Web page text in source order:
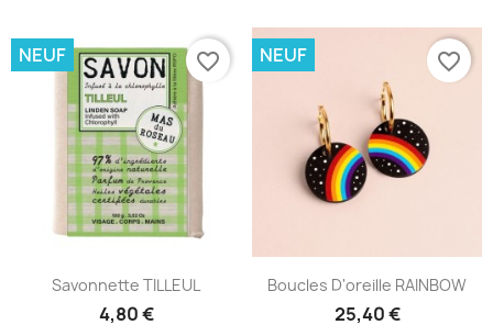
Savonnette TILLEUL
4,80 €
NEUF favorite_border
Boucles D'oreille RAINBOW
25,40 €
NEUF favorite_border